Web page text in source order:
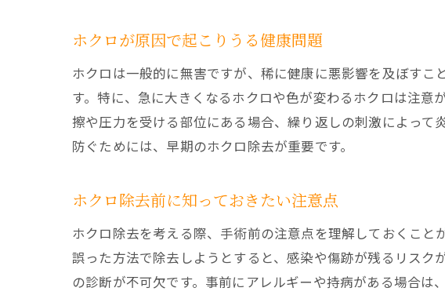
施
術後の
術
術
ク
ホクロ
ホクロが原因で起こりうる健康問題
ホクロは一般的に無害ですが、稀に健康に悪影響を及ぼす
す。特に、急に大きくなるホクロや色が変わるホクロは注
擦や圧力を受ける部位にある場合、繰り返しの刺激によっ
防ぐためには、早期のホクロ除去が重要です。
ホクロ除去前に知っておきたい注意点
ホクロ除去を考える際、手術前の注意点を理解しておくこと
誤った方法で除去しようとすると、感染や傷跡が残るリス
の診断が不可欠です。事前にアレルギーや持病がある場合